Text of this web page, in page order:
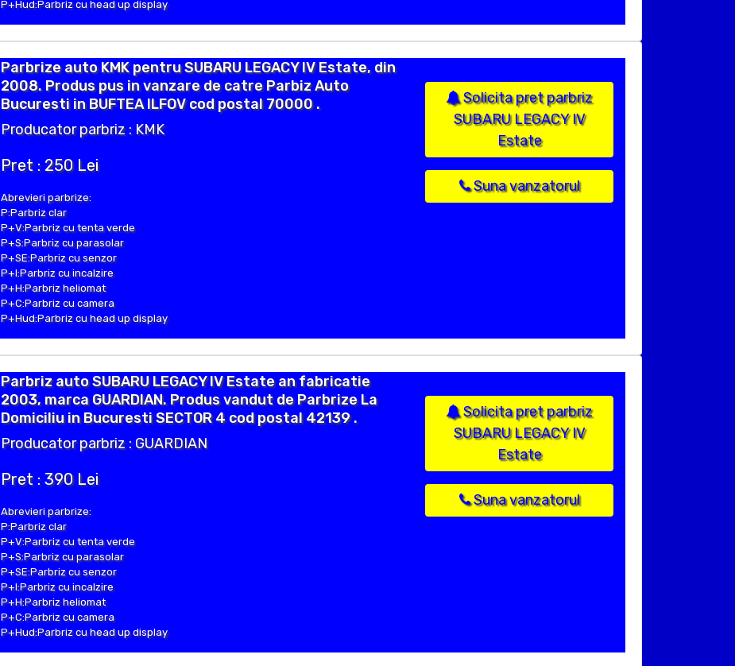
P+Hud:Parbriz cu head up display
Parbrize auto KMK pentru SUBARU LEGACY IV Estate, din
2008. Produs pus in vanzare de catre Parbiz Auto
Bucuresti in BUFTEA ILFOV cod postal 70000 .
Producator parbriz : KMK
Pret : 250 Lei
Abrevieri parbrize:
P:Parbriz clar
P+V:Parbriz cu tenta verde
P+S:Parbriz cu parasolar
P+SE:Parbriz cu senzor
P+I:Parbriz cu incalzire
P+H:Parbriz heliomat
P+C:Parbriz cu camera
P+Hud:Parbriz cu head up display
Solicita pret parbriz
SUBARU LEGACY IV
Estate
Suna vanzatorul
Parbriz auto SUBARU LEGACY IV Estate an fabricatie
2003, marca GUARDIAN. Produs vandut de Parbrize La
Domiciliu in Bucuresti SECTOR 4 cod postal 42139 .
Producator parbriz : GUARDIAN
Pret : 390 Lei
Abrevieri parbrize:
P:Parbriz clar
P+V:Parbriz cu tenta verde
P+S:Parbriz cu parasolar
P+SE:Parbriz cu senzor
P+I:Parbriz cu incalzire
P+H:Parbriz heliomat
P+C:Parbriz cu camera
P+Hud:Parbriz cu head up display
Solicita pret parbriz
SUBARU LEGACY IV
Estate
Suna vanzatorul